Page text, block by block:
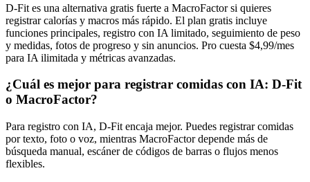
D-Fit es una alternativa gratis fuerte a MacroFactor si quieres
registrar calorías y macros más rápido. El plan gratis incluye
funciones principales, registro con IA limitado, seguimiento de peso
y medidas, fotos de progreso y sin anuncios. Pro cuesta $4,99/mes
para IA ilimitada y métricas avanzadas.
¿Cuál es mejor para registrar comidas con IA: D-Fit
o MacroFactor?
Para registro con IA, D-Fit encaja mejor. Puedes registrar comidas
por texto, foto o voz, mientras MacroFactor depende más de
búsqueda manual, escáner de códigos de barras o flujos menos
flexibles.